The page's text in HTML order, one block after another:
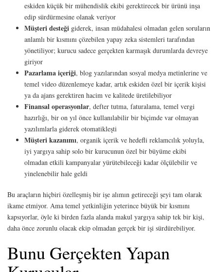
eskiden küçük bir mühendislik ekibi gerektirecek bir ürünü inşa
edip sürdürmesine olanak veriyor
Müşteri desteği giderek, insan müdahalesi olmadan gelen soruların
anlamlı bir kısmını çözebilen yapay zeka sistemleri tarafından
yönetiliyor; kurucu sadece gerçekten karmaşık durumlarda devreye
giriyor
Pazarlama içeriği, blog yazılarından sosyal medya metinlerine ve
temel video düzenlemeye kadar, artık eskiden özel bir içerik kişisi
ya da ajans gerektiren hacim ve kalitede üretilebiliyor
Finansal operasyonlar, defter tutma, faturalama, temel vergi
hazırlığı, bir on yıl önce kullanılabilir bir biçimde var olmayan
yazılımlarla giderek otomatikleşti
Müşteri kazanımı, organik içerik ve hedefli reklamcılık yoluyla,
iyi yargıya sahip solo bir kurucunun özel bir büyüme ekibi
olmadan etkili kampanyalar yürütebileceği kadar ölçülebilir ve
yinelenebilir hale geldi
Bu araçların hiçbiri özelleşmiş bir işe alımın getireceği şeyi tam olarak
ikame etmiyor. Ama temel yetkinliğin yeterince büyük bir kısmını
kapsıyorlar, öyle ki birden fazla alanda makul yargıya sahip tek bir kişi,
daha önce zorunlu olacak ekip olmadan gerçek bir işi sürdürebiliyor.
Bunu Gerçekten Yapan